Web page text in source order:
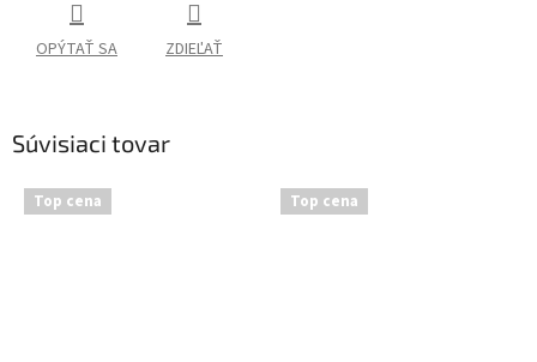
OPÝTAŤ SA ZDIEĽAŤ
Súvisiaci tovar
Top cena Top cena